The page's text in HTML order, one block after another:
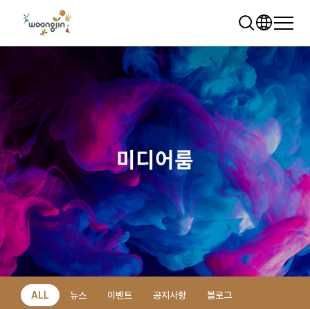
추천 검색어
WRMS WDMS SAP ERP
렌탈 모빌리티 클라우드
미디어룸
ALL 뉴스 이벤트 공지사항 블로그